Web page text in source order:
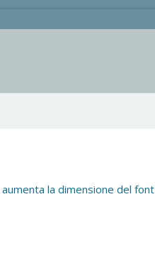
aumenta la dimensione del font